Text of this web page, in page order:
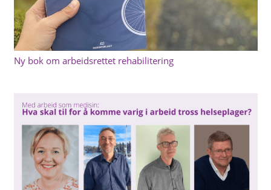
Ny bok om arbeidsrettet rehabilitering